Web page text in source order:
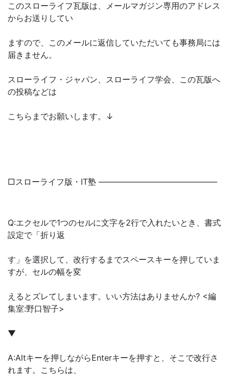
このスローライフ瓦版は、メールマガジン専用のアドレス
からお送りしてい
ますので、このメールに返信していただいても事務局には
届きません。
スローライフ・ジャパン、スローライフ学会、この瓦版へ
の投稿などは
こちらまでお願いします。↓
□スローライフ版・IT塾 ——————————————–
Q:エクセルで1つのセルに文字を2行で入れたいとき、書式
設定で「折り返
す」を選択して、改行するまでスペースキーを押していま
すが、セルの幅を変
えるとズレてしまいます。いい方法はありませんか? <編
集室:野口智子>
▼
A:Altキーを押しながらEnterキーを押すと、そこで改行さ
れます。こちらは、